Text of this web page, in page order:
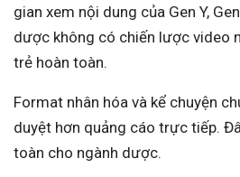
gian xem nội dung của Gen Y,
dược không có chiến lược video
trẻ hoàn toàn.
Format nhân hóa và kể chuyện
duyệt hơn quảng cáo trực tiếp.
toàn cho ngành dược.